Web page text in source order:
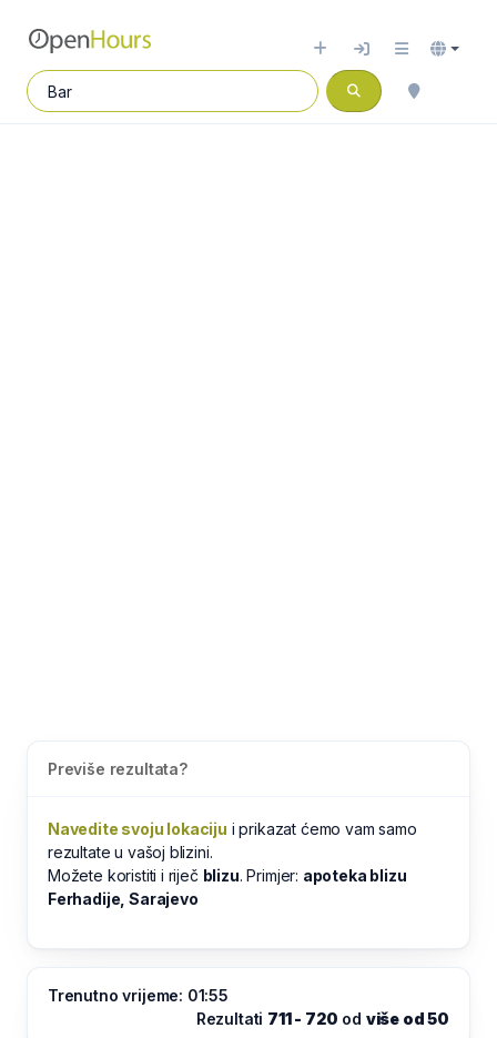
Previše rezultata?
Navedite svoju lokaciju i prikazat ćemo vam samo
rezultate u vašoj blizini.
Možete koristiti i riječ blizu. Primjer: apoteka blizu
Ferhadije, Sarajevo
Trenutno vrijeme: 01:55
Rezultati 711 - 720 od više od 50